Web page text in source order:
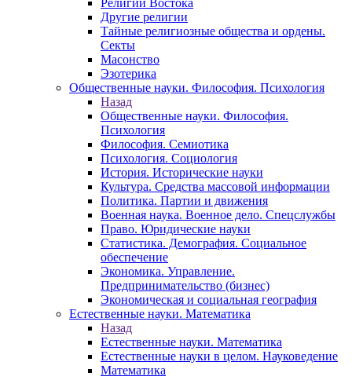
Религии Востока
Другие религии
Тайные религиозные общества и ордены.
Секты
Масонство
Эзотерика
Общественные науки. Философия. Психология
Назад
Общественные науки. Философия.
Психология
Философия. Семиотика
Психология. Социология
История. Исторические науки
Культура. Средства массовой информации
Политика. Партии и движения
Военная наука. Военное дело. Спецслужбы
Право. Юридические науки
Статистика. Демография. Социальное
обеспечение
Экономика. Управление.
Предпринимательство (бизнес)
Экономическая и социальная география
Естественные науки. Математика
Назад
Естественные науки. Математика
Естественные науки в целом. Науковедение
Математика